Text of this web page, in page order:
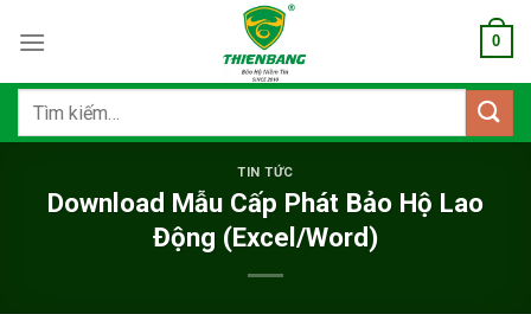
qua
dung
0
Tìm
TIN TỨC
Download Mẫu Cấp Phát Bảo Hộ Lao
Động (Excel/Word)